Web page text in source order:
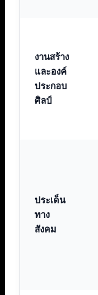
งานสร้าง
และองค์
ประกอบ
ศิลป์
ประเด็น
ทาง
สังคม